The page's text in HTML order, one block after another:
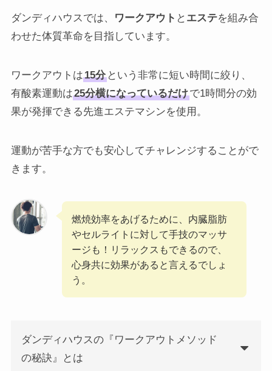
ダンディハウスでは、 ワークアウト と エステを組み合
わせた体質革命を目指しています。
ワークアウトは15分という非常に短い時間に絞り、
有酸素運動は25分横になっているだけで1時間分の効
果が発揮できる先進エステマシンを使用。
運動が苦手な方でも安心してチャレンジすることがで
きます。
燃焼効率をあげるために、内臓脂肪
やセルライトに対して手技のマッサ
ージも！リラックスもできるので、
心身共に効果があると言えるでしょ
う。
ダンディハウスの『ワークアウトメソッド
の秘訣』とは